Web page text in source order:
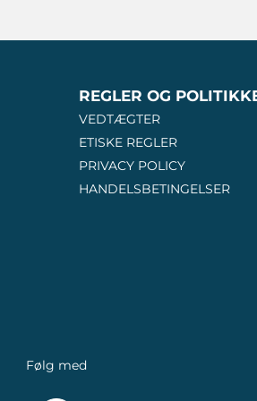
REGLER OG
VEDTÆGTER
ETISKE REGLER
PRIVACY POLICY
HANDELSBETINGELSER
Følg med